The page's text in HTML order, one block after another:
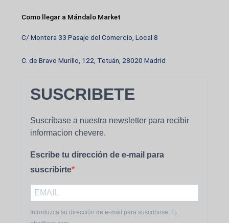
Como llegar a Mándalo Market
C/ Montera 33 Pasaje del Comercio, Local 8
C. de Bravo Murillo, 122, Tetuán, 28020 Madrid
SUSCRIBETE
Suscríbase a nuestra newsletter para recibir
informacion chevere.
Escribe tu dirección de e-mail para
suscribirte
Introduzca su dirección de e-mail para suscribirse. Ej.: